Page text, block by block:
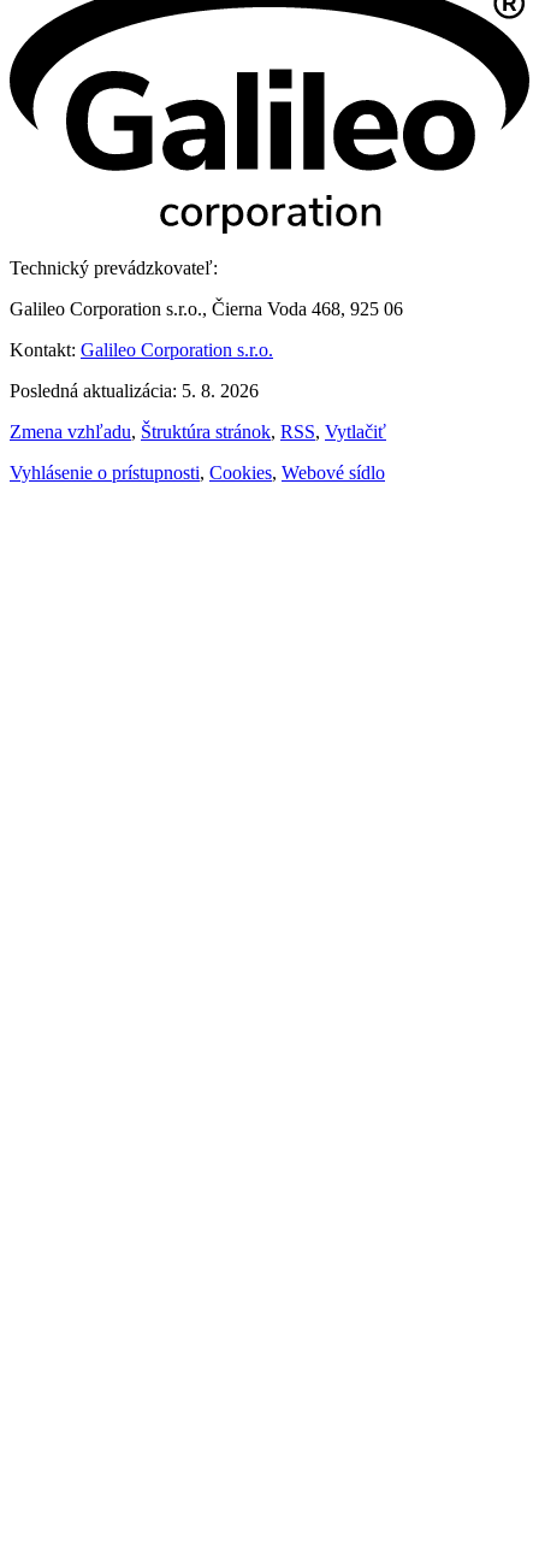
Technický prevádzkovateľ:
Galileo Corporation s.r.o., Čierna Voda 468, 925 06
Kontakt: Galileo Corporation s.r.o.
Posledná aktualizácia: 5. 8. 2026
Zmena vzhľadu, Štruktúra stránok, RSS, Vytlačiť
Vyhlásenie o prístupnosti, Cookies, Webové sídlo